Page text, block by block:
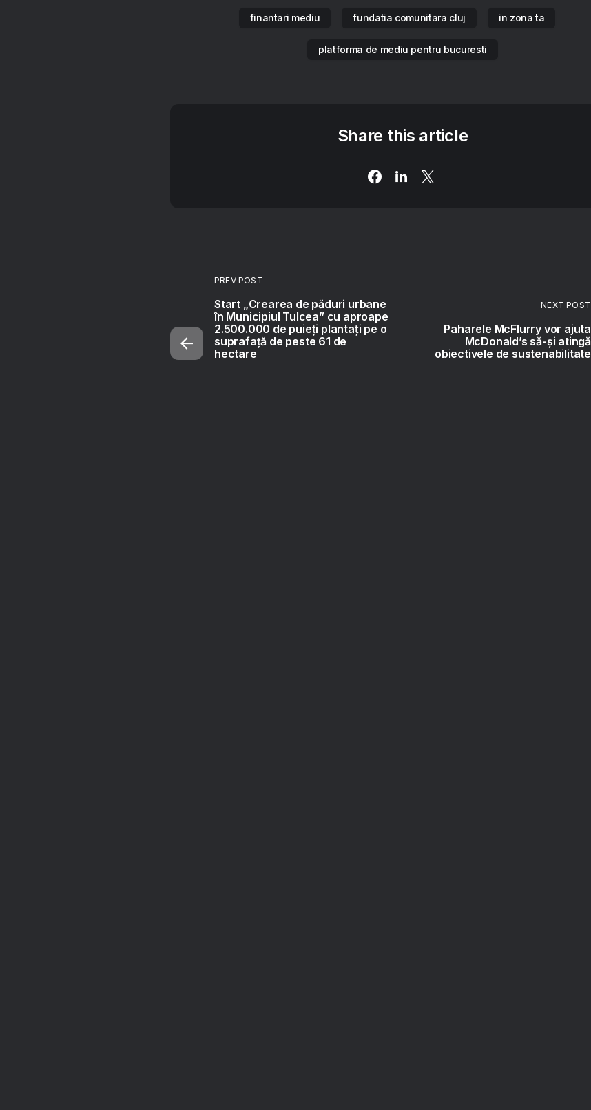
finantari mediu fundatia comunitara cluj in zona ta
platforma de mediu pentru bucuresti
Share this article
PREV POST
Start „Crearea de păduri urbane
în Municipiul Tulcea” cu aproape
2.500.000 de puieți plantați pe o
suprafață de peste 61 de
hectare
NEXT POST
Paharele McFlurry vor ajuta
McDonald’s să-și atingă
obiectivele de sustenabilitate